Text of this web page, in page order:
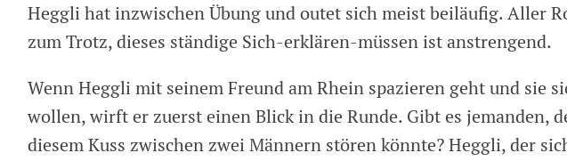
Heggli hat inzwischen Übung und outet sich meist beiläufig. Aller
zum Trotz, dieses ständige Sich-erklären-müssen ist anstrengend.
Wenn Heggli mit seinem Freund am Rhein spazieren geht und sie
wollen, wirft er zuerst einen Blick in die Runde. Gibt es jemanden,
diesem Kuss zwischen zwei Männern stören könnte? Heggli, der